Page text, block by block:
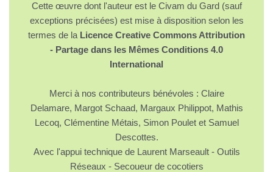
Cette œuvre dont l'auteur est le Civam du Gard (sauf
exceptions précisées) est mise à disposition selon les
termes de la Licence Creative Commons Attribution
- Partage dans les Mêmes Conditions 4.0
International
Merci à nos contributeurs bénévoles : Claire
Delamare, Margot Schaad, Margaux Philippot, Mathis
Lecoq, Clémentine Métais, Simon Poulet et Samuel
Descottes.
Avec l'appui technique de Laurent Marseault - Outils
Réseaux - Secoueur de cocotiers